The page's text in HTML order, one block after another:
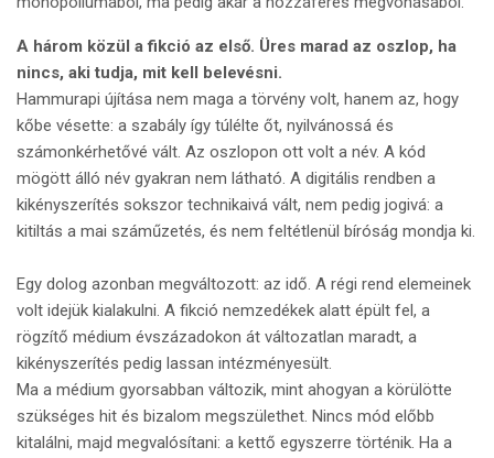
A három közül a fikció az első. Üres marad az oszlop, ha
nincs, aki tudja, mit kell belevésni.
Hammurapi újítása nem maga a törvény volt, hanem az, hogy
kőbe vésette: a szabály így túlélte őt, nyilvánossá és
számonkérhetővé vált. Az oszlopon ott volt a név. A kód
mögött álló név gyakran nem látható. A digitális rendben a
kikényszerítés sokszor technikaivá vált, nem pedig jogivá: a
kitiltás a mai száműzetés, és nem feltétlenül bíróság mondja ki.
Egy dolog azonban megváltozott: az idő. A régi rend elemeinek
volt idejük kialakulni. A fikció nemzedékek alatt épült fel, a
rögzítő médium évszázadokon át változatlan maradt, a
kikényszerítés pedig lassan intézményesült.
Ma a médium gyorsabban változik, mint ahogyan a körülötte
szükséges hit és bizalom megszülethet. Nincs mód előbb
kitalálni, majd megvalósítani: a kettő egyszerre történik. Ha a